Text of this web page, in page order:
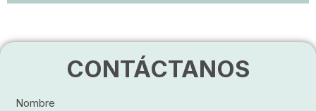
CONTÁCTANOS
Nombre